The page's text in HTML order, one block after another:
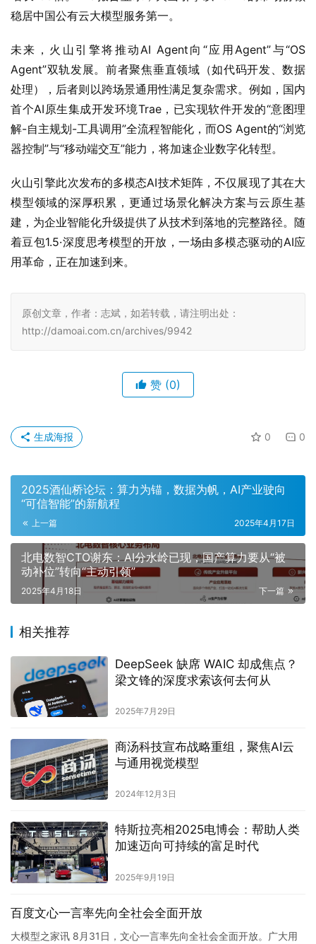
稳居中国公有云大模型服务第一。
未来，火山引擎将推动AI Agent向“应用Agent”与“OS
Agent”双轨发展。前者聚焦垂直领域（如代码开发、数据
处理），后者则以跨场景通用性满足复杂需求。例如，国内
首个AI原生集成开发环境Trae，已实现软件开发的“意图理
解-自主规划-工具调用”全流程智能化，而OS Agent的“浏览
器控制”与“移动端交互”能力，将加速企业数字化转型。
火山引擎此次发布的多模态AI技术矩阵，不仅展现了其在大
模型领域的深厚积累，更通过场景化解决方案与云原生基
建，为企业智能化升级提供了从技术到落地的完整路径。随
着豆包1.5·深度思考模型的开放，一场由多模态驱动的AI应
用革命，正在加速到来。
原创文章，作者：志斌，如若转载，请注明出处：
http://damoai.com.cn/archives/9942
赞 (0)
0 0
生成海报
2025酒仙桥论坛：算力为锚，数据为帆，AI产业驶向
“可信智能”的新航程
上一篇 2025年4月17日
北电数智CTO谢东：AI分水岭已现，国产算力要从“被
动补位”转向“主动引领”
下一篇
2025年4月18日
相关推荐
DeepSeek 缺席 WAIC 却成焦点？
梁文锋的深度求索该何去何从
2025年7月29日
商汤科技宣布战略重组，聚焦AI云
与通用视觉模型
2024年12月3日
特斯拉亮相2025电博会：帮助人类
加速迈向可持续的富足时代
2025年9月19日
百度文心一言率先向全社会全面开放
大模型之家讯 8月31日，文心一言率先向全社会全面开放。广大用